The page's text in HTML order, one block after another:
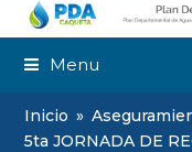
Menu
Inicio »
5ta JORNADA DE